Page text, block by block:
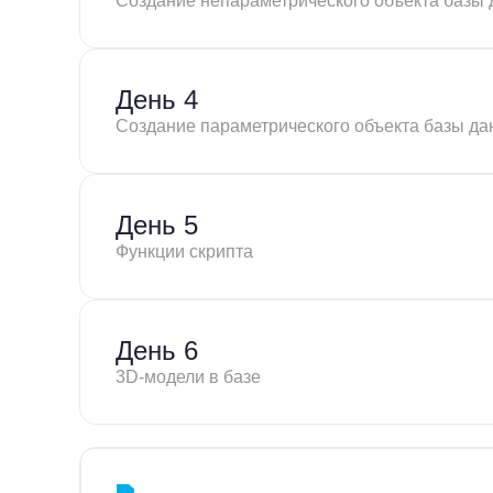
День 4
Создание параметрического объекта базы
День 5
Функции скрипта
День 6
3D-модели в базе